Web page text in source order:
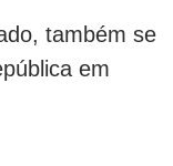
também se
em